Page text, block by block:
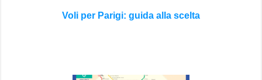
Voli per Parigi: guida alla scelta